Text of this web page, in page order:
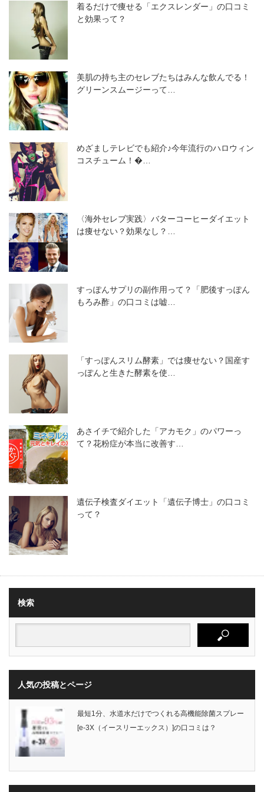
着るだけで痩せる「エクスレンダー」の口コミ
と効果って？
美肌の持ち主のセレブたちはみんな飲んでる！
グリーンスムージーって…
めざましテレビでも紹介♪今年流行のハロウィン
コスチューム！�…
〈海外セレブ実践〉バターコーヒーダイエット
は痩せない？効果なし？…
すっぽんサプリの副作用って？「肥後すっぽん
もろみ酢」の口コミは嘘…
「すっぽんスリム酵素」では痩せない？国産す
っぽんと生きた酵素を使…
あさイチで紹介した「アカモク」のパワーっ
て？花粉症が本当に改善す…
遺伝子検査ダイエット「遺伝子博士」の口コミ
って？
検索
人気の投稿とページ
最短1分、水道水だけでつくれる高機能除菌スプレー
[e-3X（イースリーエックス）]の口コミは？